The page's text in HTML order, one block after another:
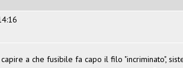
a che fusibile fa capo il filo "incriminato",